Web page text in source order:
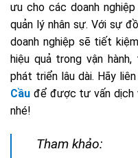
ưu cho các doanh
quản lý nhân sự. Với sự
doanh nghiệp sẽ tiết
hiệu quả trong vận
phát triển lâu dài. Hãy
Cầu để được tư vấn dịch
nhé!
Tham khảo: